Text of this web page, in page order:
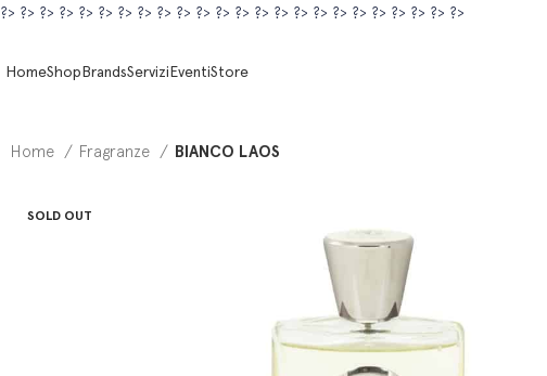
?> ?> ?> ?> ?> ?> ?> ?> ?> ?> ?> ?> ?> ?> ?> ?> ?> ?> ?> ?> ?> ?> ?> ?>
HomeShopBrandsServiziEventiStore
Home Fragranze BIANCO LAOS
SOLD OUT